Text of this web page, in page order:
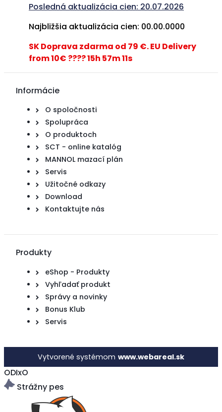
Posledná aktualizácia cien: 20.07.2026
Najbližšia aktualizácia cien: 00.00.0000
SK Doprava zdarma od 79 €. EU Delivery
from 10€ ???? 15h 57m 11s
Informácie
O spoločnosti
Spolupráca
O produktoch
SCT - online katalóg
MANNOL mazací plán
Servis
Užitočné odkazy
Download
Kontaktujte nás
Produkty
eShop - Produkty
Vyhľadať produkt
Správy a novinky
Bonus Klub
Servis
Vytvorené systémom www.webareal.sk
ODIxO
Strážny pes